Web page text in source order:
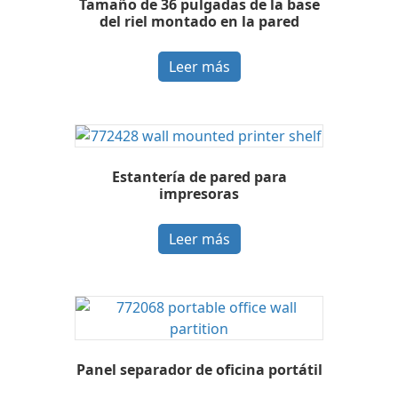
Tamaño de 36 pulgadas de la base
del riel montado en la pared
Leer más
Estantería de pared para
impresoras
Leer más
Panel separador de oficina portátil